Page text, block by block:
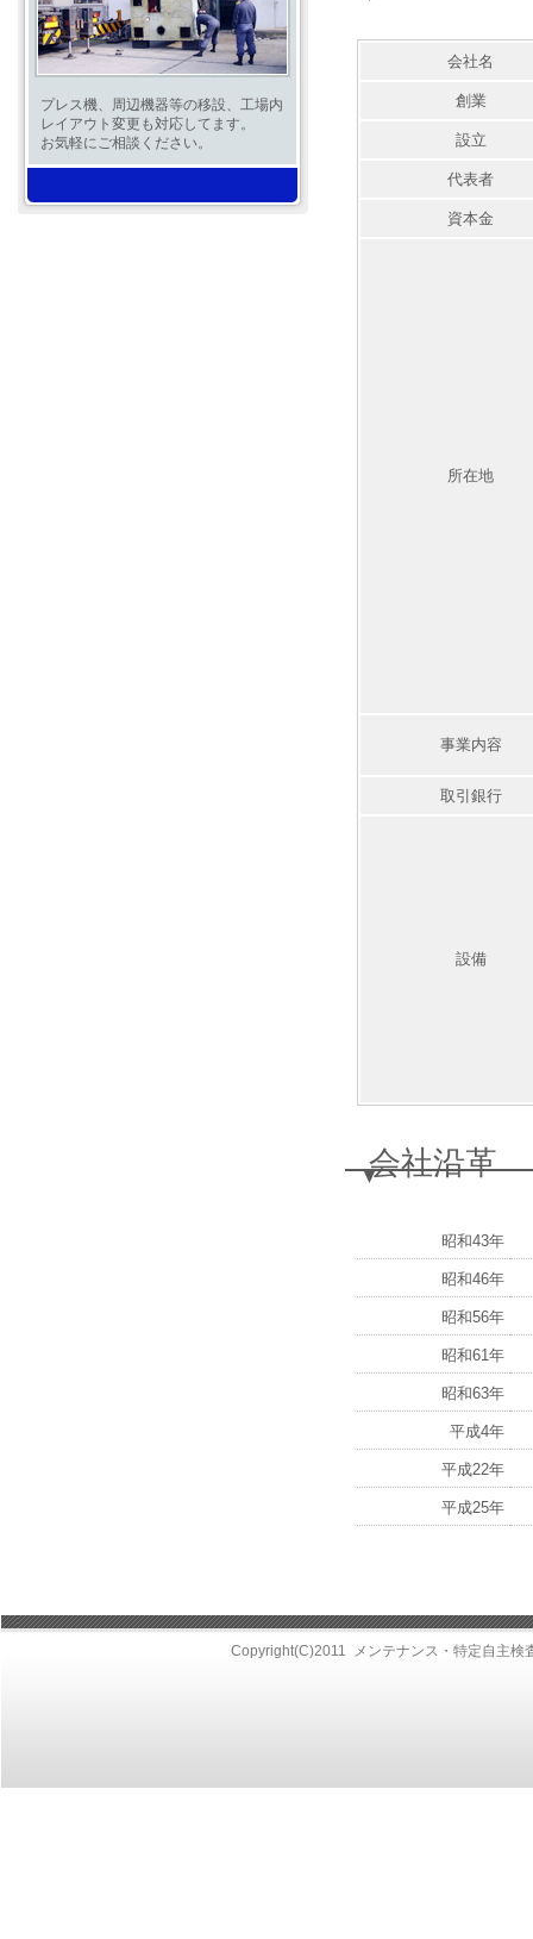
会社名
創業
設立
代表者
資本金
所在地
事業内容
取引銀行
設備
会社沿革
昭和43年
昭和46年
昭和56年
昭和61年
昭和63年
平成4年
平成22年
平成25年
プレス機、周辺機器等の移設、工場内
レイアウト変更も対応してます。
お気軽にご相談ください。
Copyright(C)2011 メンテナンス・特定自主検